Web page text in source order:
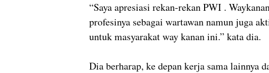
“Saya apresiasi rekan-rekan PWI .
profesinya sebagai wartawan namun juga
untuk masyarakat way kanan ini.” kata dia.
Dia berharap, ke depan kerja sama lainnya